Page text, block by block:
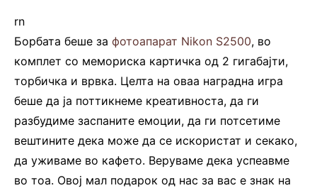
rn
Борбата беше за фотоапарат Nikon S2500, во
комплет со мемориска картичка од 2 гигабајти,
торбичка и врвка. Целта на оваа наградна игра
беше да ја поттикнеме креативноста, да ги
разбудиме заспаните емоции, да ги потсетиме
вештините дека може да се искористат и секако,
да уживаме во кафето. Веруваме дека успеавме
во тоа. Овој мал подарок од нас за вас е знак на